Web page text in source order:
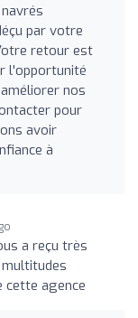
par votre
retour est
l'opportunité
nos
pour
avoir
à
a reçu très
cette agence